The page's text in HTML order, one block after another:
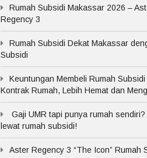
Rumah Subsidi Makassar 2026 –
Regency 3
Rumah Subsidi Dekat Makassar
Subsidi
Keuntungan Membeli Rumah
Kontrak Rumah, Lebih Hemat dan
Gaji UMR tapi punya rumah sendiri?
lewat rumah subsidi!
Aster Regency 3 “The Icon” Rumah